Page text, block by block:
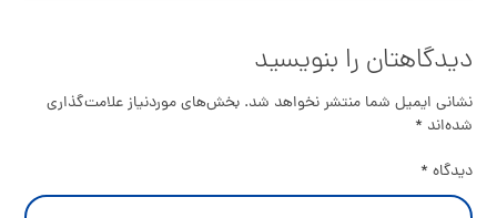
دیدگاهتان را بنویسید
نشانی ایمیل شما منتشر نخواهد شد. بخش‌های موردنیاز علامت‌گذاری
شده‌اند*
دیدگاه*